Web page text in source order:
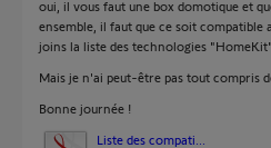
oui, il vous faut une box domotique et
ensemble, il faut que ce soit compatible
joins la liste des technologies "HomeKit".
Mais je n'ai peut-être pas tout compris
Bonne journée !
Liste des compati...